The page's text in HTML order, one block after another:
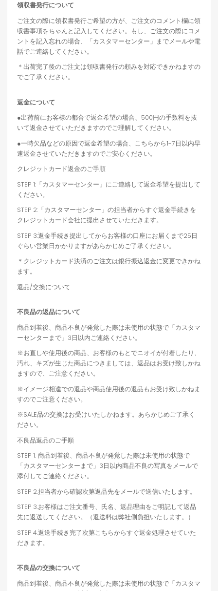
領収書発行について
ご注文の際に領収書発行ご希望の方が、ご注文のコメント欄に領
収書事項をちゃんと記入してください。もし、ご注文の際にコメ
ントを記入忘れの場合、「カスタマーセンター」までメールや電
話でご連絡してください。
＊出荷完了後のご注文は領収書発行の頼みを対応できかねますの
でご了承ください。
返金について
●出荷前にお客様の都合で返金希望の場合、500円の手数料を抜
いて返金させていただきますのでご理解してください。
●一時欠品などの原因で返金希望の場合、こちらから1-7日以内早
速返金させていただきますのでご安心ください。
クレジットカード返金のご手順
STEP 1:「カスタマーセンター」にご連絡して返金希望を提出して
ください。
STEP 2:「カスタマーセンター」の担当者からすぐ返金手続きを
クレジットカード会社に提出させていただきます。
STEP 3:返金手続き提出してからお客様の口座にお届くまで25日
ぐらい営業日かかりますがあらかじめご了承ください。
＊クレジットカード決済のご注文は銀行振込返金に変更できかね
ます。
返品/交換について
不良品の返品について
商品到着後、商品不良が発覚した際は未使用の状態で「カスタマ
ーセンターまで」3日以内ご連絡ください。
※お直しや使用後の商品、お客様のもとでニオイが付着したり、
汚れ、キズが生じた商品につきましては、返品はお受け致しかね
ますので、ご注意ください。
※イメージ相違での返品や商品使用後の返品もお受け致しかねま
すのでご注意ください。
※SALE品の交換はお受けいたしかねます。あらかじめご了承く
ださい。
不良品返品のご手順
STEP 1. 商品到着後、商品不良が発覚した際は未使用の状態で
「カスタマーセンターまで」3日以内商品不良の写真をメールで
添付してご連絡ください。
STEP 2.担当者から確認次第返品先をメールで送信いたします。
STEP 3.お客様はご注文番号、氏名、返品理由をご明記して返品
先に返送してください。（返送料は弊社側負担いたします。）
STEP 4.返送手続き完了次第こちらからすぐ返金処理させていた
だきます。
不良品の交換について
商品到着後、商品不良が発覚した際は未使用の状態で「カスタマ